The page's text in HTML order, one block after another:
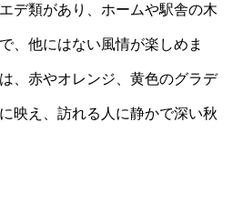
デ類があり、ホームや駅舎の木
、他にはない風情が楽しめま
、赤やオレンジ、黄色のグラデ
映え、訪れる人に静かで深い秋